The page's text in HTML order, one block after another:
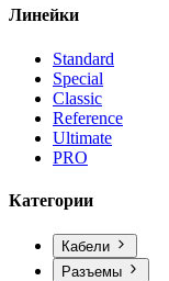
Линейки
Standard
Special
Classic
Reference
Ultimate
PRO
Категории
Кабели
Разъемы